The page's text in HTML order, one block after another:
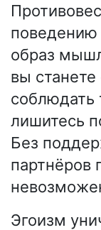
поведению
образ
вы
соблюдать
лишитесь
Без
партнёров
Эгоизм